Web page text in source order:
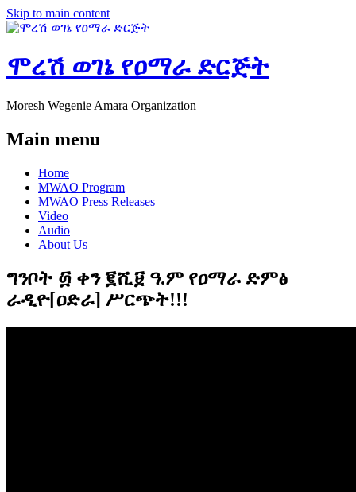
Skip to main content
ሞረሽ ወገኔ የዐማራ ድርጅት
Moresh Wegenie Amara Organization
Main menu
Home
MWAO Program
MWAO Press Releases
Video
Audio
About Us
ግንቦት ፴ ቀን ፪ሺ፱ ዓ.ም የዐማራ ድምፅ
ራዲዮ[ዐድራ] ሥርጭት!!!